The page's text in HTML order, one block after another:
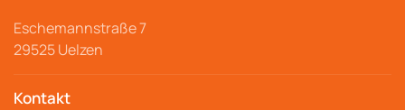
Eschemannstraße 7
29525 Uelzen
Kontakt